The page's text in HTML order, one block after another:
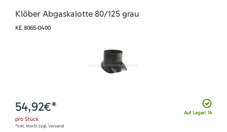
Klöber Abgaskalotte 80/125 grau
KE 8065-0400
Auf Lager: 14
54,92€*
pro Stück
*inkl. MwSt zzgl. Versand